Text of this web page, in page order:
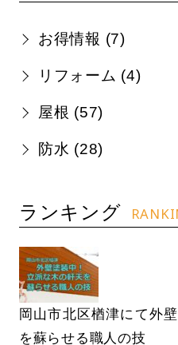
お得情報 (7)
リフォーム (4)
屋根 (57)
防水 (28)
ランキング
岡山市北区楢津にて外
を蘇らせる職人の技